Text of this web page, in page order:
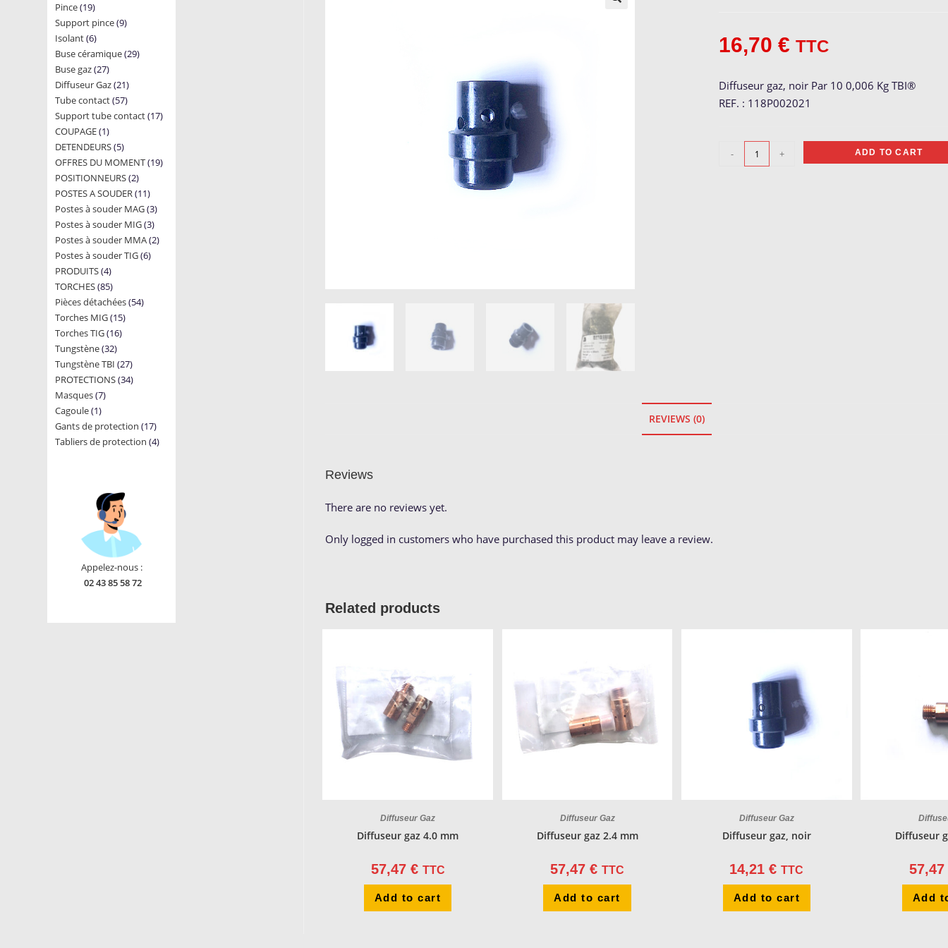
16,70€ TTC
Diffuseur gaz, noir Par 10 0,006 Kg TBI®
REF. : 118P002021
Diffuseur
- + ADD TO CART
REVIEWS (0)
Reviews
There are no reviews yet.
Only logged in customers who have purchased this product may leave a review.
Related products
Diffuseur Gaz
Diffuseur gaz 4.0 mm
57,47 € TTC
Add to cart
Diffuseur Gaz
Diffuseur gaz 2.4 mm
57,47 € TTC
Add to cart
Diffuseur Gaz
Diffuseur gaz, noir
14,21€ TTC
Add to cart
Diffuseur
57,47
Add
Pince 1919
products
Support pince 99
Isolant 66
products
Buse céramique 2929
Buse gaz 2727
products
Diffuseur Gaz 2121
products
Tube contact 5757
products
Support tube contact 1717
COUPAGE 11
product
DETENDEURS 55
products
OFFRES DU MOMENT 1919
POSITIONNEURS 22
products
POSTES A SOUDER 1111
products
Postes à souder MAG 33
products
Postes à souder MIG 33
products
Postes à souder MMA 22
Postes à souder TIG 66
PRODUITS 44
products
TORCHES 8585
products
Pièces détachées 5454
Torches MIG 1515
Torches TIG 1616
Tungstène 3232
products
Tungstène TBI 2727
products
PROTECTIONS 3434
Masques 77
Cagoule 11
product
Gants de protection 1717
products
Tabliers de protection 44
Appelez-nous :
02 43 85 58 72